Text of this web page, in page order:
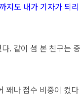
지도 내가 기자가 되리
. 같이 셤 본 친구는 중
꽤나 점수 비중이 컸다